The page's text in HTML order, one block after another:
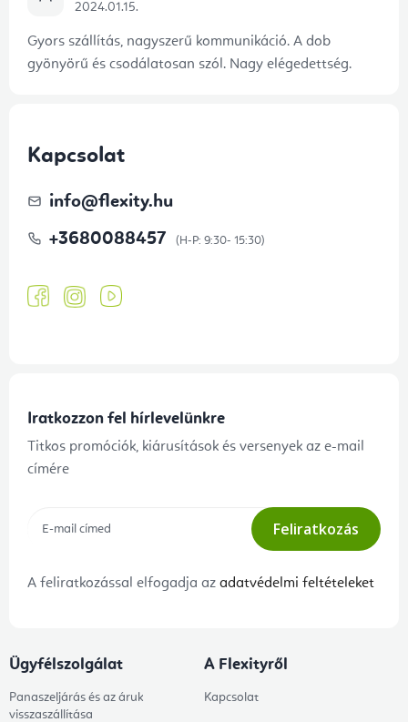
2024.01.15.
Gyors szállítás, nagyszerű kommunikáció. A dob
gyönyörű és csodálatosan szól. Nagy elégedettség.
Kapcsolat
info@flexity.hu
+3680088457
Iratkozzon fel hírlevelünkre
Titkos promóciók, kiárusítások és versenyek az e-mail
címére
Feliratkozás
A feliratkozással elfogadja az adatvédelmi feltételeket
Ügyfélszolgálat
Panaszeljárás és az áruk
visszaszállítása
A Flexityről
Kapcsolat